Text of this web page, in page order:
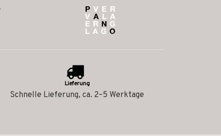
Lieferung
Schnelle Lieferung, ca. 2–5 Werktage